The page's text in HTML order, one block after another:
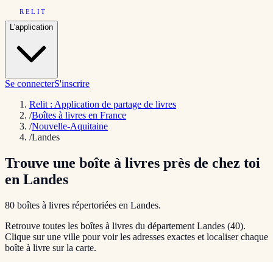
RELIT
L'application
Se connecterS'inscrire
Relit : Application de partage de livres
/Boîtes à livres en France
/Nouvelle-Aquitaine
/Landes
Trouve une boîte à livres près de chez toi
en Landes
80 boîtes à livres répertoriées en Landes.
Retrouve toutes les boîtes à livres du département Landes (40).
Clique sur une ville pour voir les adresses exactes et localiser chaque
boîte à livre sur la carte.